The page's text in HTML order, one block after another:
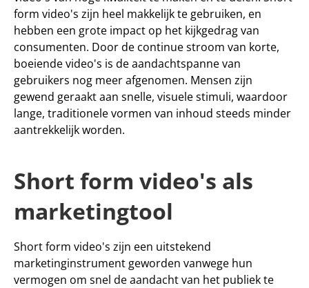
form video's zijn heel makkelijk te gebruiken, en
hebben een grote impact op het kijkgedrag van
consumenten. Door de continue stroom van korte,
boeiende video's is de aandachtspanne van
gebruikers nog meer afgenomen. Mensen zijn
gewend geraakt aan snelle, visuele stimuli, waardoor
lange, traditionele vormen van inhoud steeds minder
aantrekkelijk worden.
Short form video's als
marketingtool
Short form video's zijn een uitstekend
marketinginstrument geworden vanwege hun
vermogen om snel de aandacht van het publiek te